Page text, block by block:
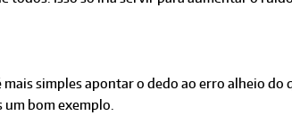
simples apontar o dedo ao erro alheio do
bom exemplo.